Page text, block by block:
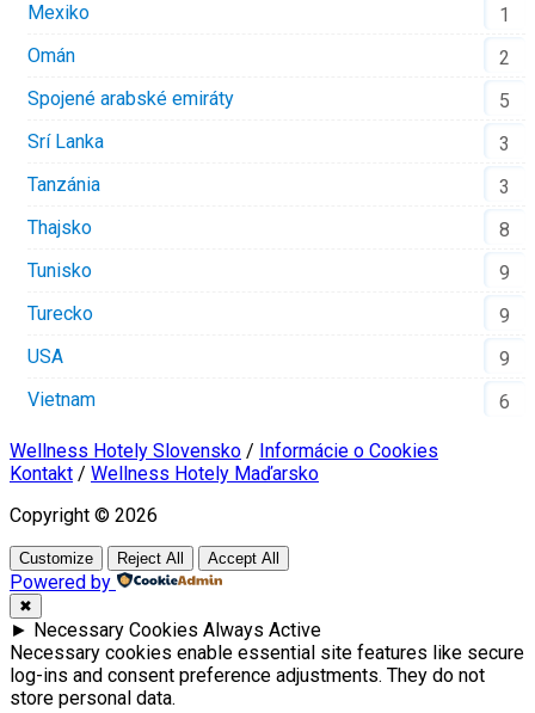
Mexiko
1
Omán
2
Spojené arabské emiráty
5
Srí Lanka
3
Tanzánia
3
Thajsko
8
Tunisko
9
Turecko
9
USA
9
Vietnam
6
Wellness Hotely Slovensko / Informácie o Cookies
Kontakt / Wellness Hotely Maďarsko
Copyright © 2026
Customize Reject All Accept All
Powered by
✖
► Necessary Cookies Always Active
Necessary cookies enable essential site features like secure
log-ins and consent preference adjustments. They do not
store personal data.